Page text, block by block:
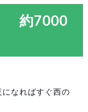
約7000
なればすぐ西の